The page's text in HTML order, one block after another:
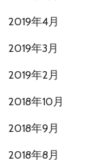
2019年4月
2019年3月
2019年2月
2018年10月
2018年9月
2018年8月